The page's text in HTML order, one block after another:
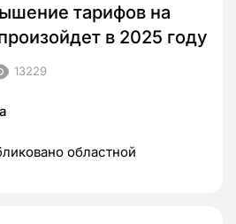
тарифов на
в 2025 году
13229
областной